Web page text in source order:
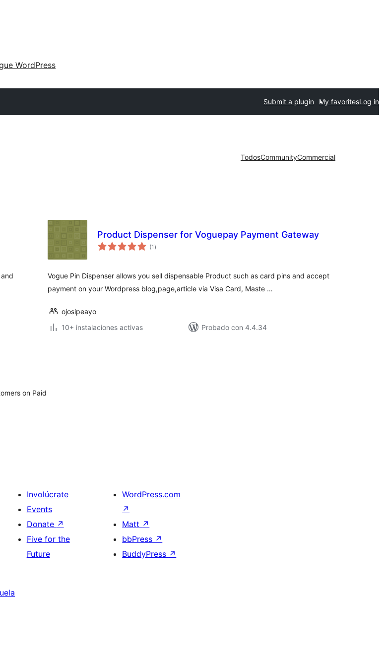
WordPress
Submit a plugin My favoritesLog in
TodosCommunityCommercial
Product Dispenser for Voguepay Payment Gateway
(1 total
de
)
Vogue Pin Dispenser allows you sell dispensable Product such as card pins and accept
payment on your Wordpress blog,page,article via Visa Card, Maste …
ojosipeayo
10+ instalaciones activas
Probado con 4.4.34
on Paid
Involúcrate
Events
Donate ↗
Five for the
Future
WordPress.com
↗
Matt ↗
bbPress ↗
BuddyPress ↗